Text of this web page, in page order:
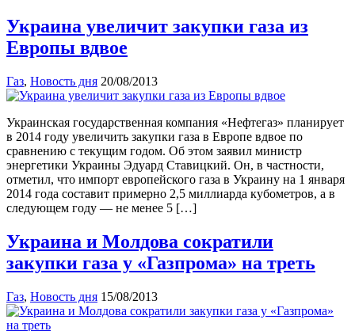
Украина увеличит закупки газа из
Европы вдвое
Газ, Новость дня 20/08/2013
Украинская государственная компания «Нефтегаз» планирует
в 2014 году увеличить закупки газа в Европе вдвое по
сравнению с текущим годом. Об этом заявил министр
энергетики Украины Эдуард Ставицкий. Он, в частности,
отметил, что импорт европейского газа в Украину на 1 января
2014 года составит примерно 2,5 миллиарда кубометров, а в
следующем году — не менее 5 […]
Украина и Молдова сократили
закупки газа у «Газпрома» на треть
Газ, Новость дня 15/08/2013